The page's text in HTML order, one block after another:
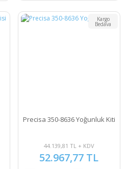
Kargo
Bedava
Precisa 350-8636 Yoğunluk Kiti
44.139,81 TL + KDV
52.967,77 TL